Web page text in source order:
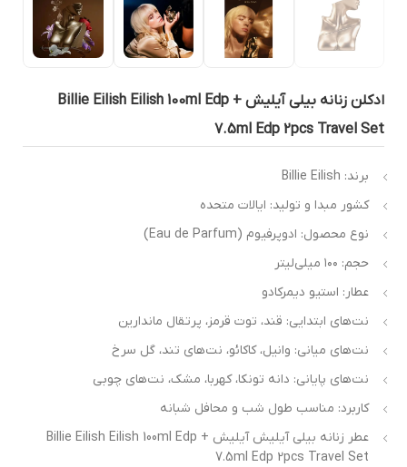
ادکلن زنانه بیلی آیلیش Billie Eilish Eilish 100ml Edp +
7.5ml Edp 2pcs Travel
برند: Billie Eilish
کشور مبدا و تولید: ایالات متحده
نوع محصول: ادوپرفیوم (Eau de Parfum)
حجم: ۱۰۰ میلی‌لیتر
عطار: استیو دیمرکادو
نت‌های ابتدایی: قند، توت قرمز، پرتقال ماندارین
نت‌های میانی: وانیل، کاکائو، نت‌های تند، گل سرخ
نت‌های پایانی: دانه تونکا، کهربا، مشک، نت‌های چوبی
کاربرد: مناسب طول شب و محافل شبانه
عطر زنانه بیلی آیلیش آیلیش Billie Eilish Eilish 100ml Edp +
7.5ml Edp 2pcs Travel Set